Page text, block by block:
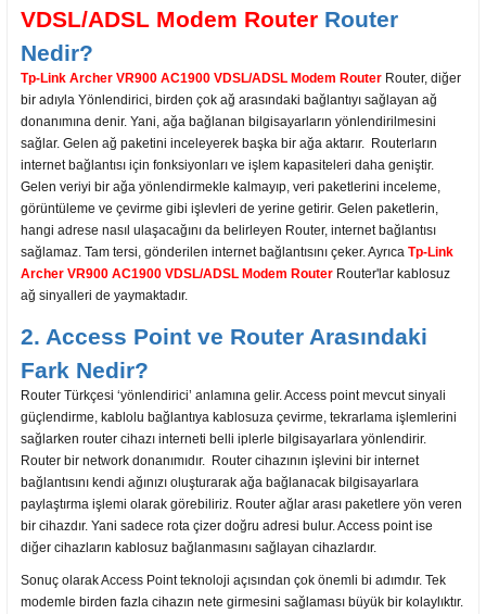
VDSL/ADSL Modem Router Router
Nedir?
Tp-Link Archer VR900 AC1900 VDSL/ADSL Modem Router Router, diğer
bir adıyla Yönlendirici, birden çok ağ arasındaki bağlantıyı sağlayan ağ
donanımına denir. Yani, ağa bağlanan bilgisayarların yönlendirilmesini
sağlar. Gelen ağ paketini inceleyerek başka bir ağa aktarır. Routerların
internet bağlantısı için fonksiyonları ve işlem kapasiteleri daha geniştir.
Gelen veriyi bir ağa yönlendirmekle kalmayıp, veri paketlerini inceleme,
görüntüleme ve çevirme gibi işlevleri de yerine getirir. Gelen paketlerin,
hangi adrese nasıl ulaşacağını da belirleyen Router, internet bağlantısı
sağlamaz. Tam tersi, gönderilen internet bağlantısını çeker. Ayrıca Tp-Link
Archer VR900 AC1900 VDSL/ADSL Modem Router Router'lar kablosuz
ağ sinyalleri de yaymaktadır.
2. Access Point ve Router Arasındaki
Fark Nedir?
Router Türkçesi ‘yönlendirici’ anlamına gelir. Access point mevcut sinyali
güçlendirme, kablolu bağlantıya kablosuza çevirme, tekrarlama işlemlerini
sağlarken router cihazı interneti belli iplerle bilgisayarlara yönlendirir.
Router bir network donanımıdır. Router cihazının işlevini bir internet
bağlantısını kendi ağınızı oluşturarak ağa bağlanacak bilgisayarlara
paylaştırma işlemi olarak görebiliriz. Router ağlar arası paketlere yön veren
bir cihazdır. Yani sadece rota çizer doğru adresi bulur. Access point ise
diğer cihazların kablosuz bağlanmasını sağlayan cihazlardır.
Sonuç olarak Access Point teknoloji açısından çok önemli bi adımdır. Tek
modemle birden fazla cihazın nete girmesini sağlaması büyük bir kolaylıktır.